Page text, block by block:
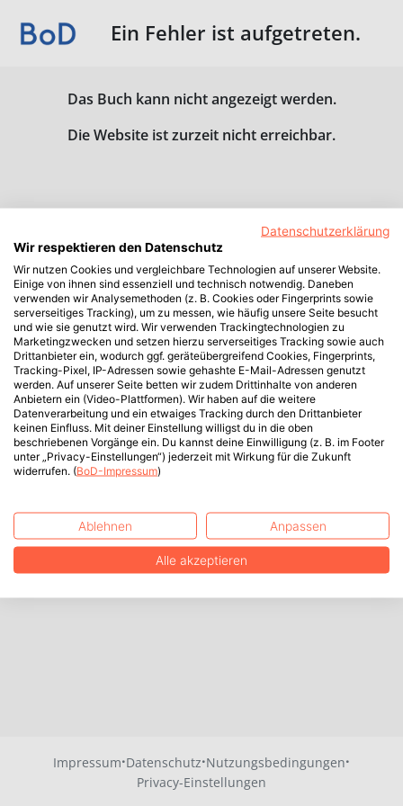
Ein Fehler ist aufgetreten.
Das Buch kann nicht angezeigt werden.
Die Website ist zurzeit nicht erreichbar.
Impressum·Datenschutz·Nutzungsbedingungen·
Privacy-Einstellungen
Datenschutzerklärung
Wir respektieren den Datenschutz
Wir nutzen Cookies und vergleichbare Technologien auf unserer Website.
Einige von ihnen sind essenziell und technisch notwendig. Daneben
verwenden wir Analysemethoden (z. B. Cookies oder Fingerprints sowie
serverseitiges Tracking), um zu messen, wie häufig unsere Seite besucht
und wie sie genutzt wird. Wir verwenden Trackingtechnologien zu
Marketingzwecken und setzen hierzu serverseitiges Tracking sowie auch
Drittanbieter ein, wodurch ggf. geräteübergreifend Cookies, Fingerprints,
Tracking-Pixel, IP-Adressen sowie gehashte E-Mail-Adressen genutzt
werden. Auf unserer Seite betten wir zudem Drittinhalte von anderen
Anbietern ein (Video-Plattformen). Wir haben auf die weitere
Datenverarbeitung und ein etwaiges Tracking durch den Drittanbieter
keinen Einfluss. Mit deiner Einstellung willigst du in die oben
beschriebenen Vorgänge ein. Du kannst deine Einwilligung (z. B. im Footer
unter „Privacy-Einstellungen“) jederzeit mit Wirkung für die Zukunft
widerrufen. (BoD-Impressum)
Ablehnen Anpassen
Alle akzeptieren